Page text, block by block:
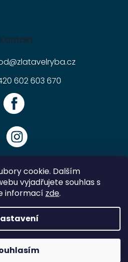
cookie. Dalším
vyjadřujete souhlas s
informací zde.
Kontakt
@zlatavelryba.cz
602 603 670
Shoptet
. Všechna práva vyhrazena.